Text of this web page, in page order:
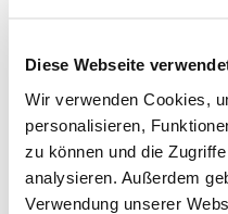
Diese Webseite
Wir verwenden Cookies,
personalisieren,
zu können und die
analysieren. Außerdem
Verwendung unserer